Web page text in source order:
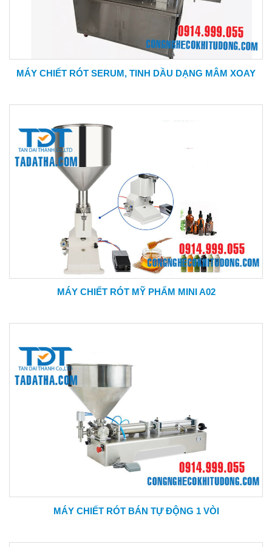
MÁY CHIẾT RÓT SERUM, TINH DẦU DẠNG MÂM XOAY
MÁY CHIẾT RÓT MỸ PHẨM MINI A02
MÁY CHIẾT RÓT BÁN TỰ ĐỘNG 1 VÒI